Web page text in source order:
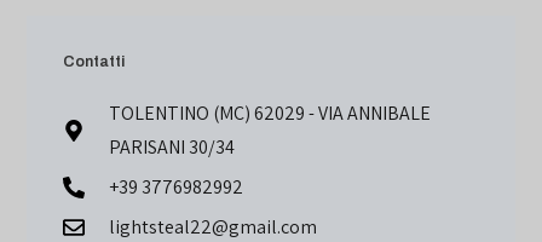
Contatti
TOLENTINO (MC) 62029 - VIA ANNIBALE
PARISANI 30/34
+39 3776982992
lightsteal22@gmail.com